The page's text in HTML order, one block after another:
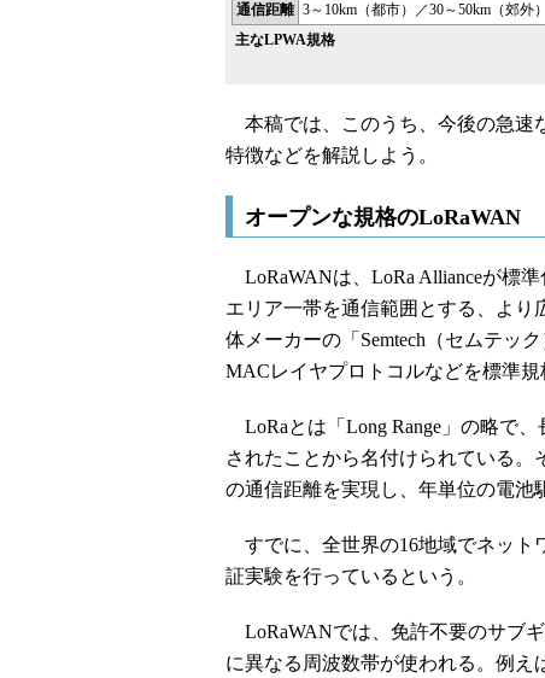
通信距離 3～10km（都市）／30～50km（郊外）
主なLPWA規格
本稿では、このうち、今後の急速
特徴などを解説しよう。
オープンな規格のLoRaWAN
LoRaWANは、LoRa Allianceが標
エリア一帯を通信範囲とする、よ
体メーカーの「Semtech（セムテッ
MACレイヤプロトコルなどを標準規
LoRaとは「Long Range」の略で
されたことから名付けられている。
の通信距離を実現し、年単位の電池
すでに、全世界の16地域でネット
証実験を行っているという。
LoRaWANでは、免許不要のサブ
に異なる周波数帯が使われる。例え